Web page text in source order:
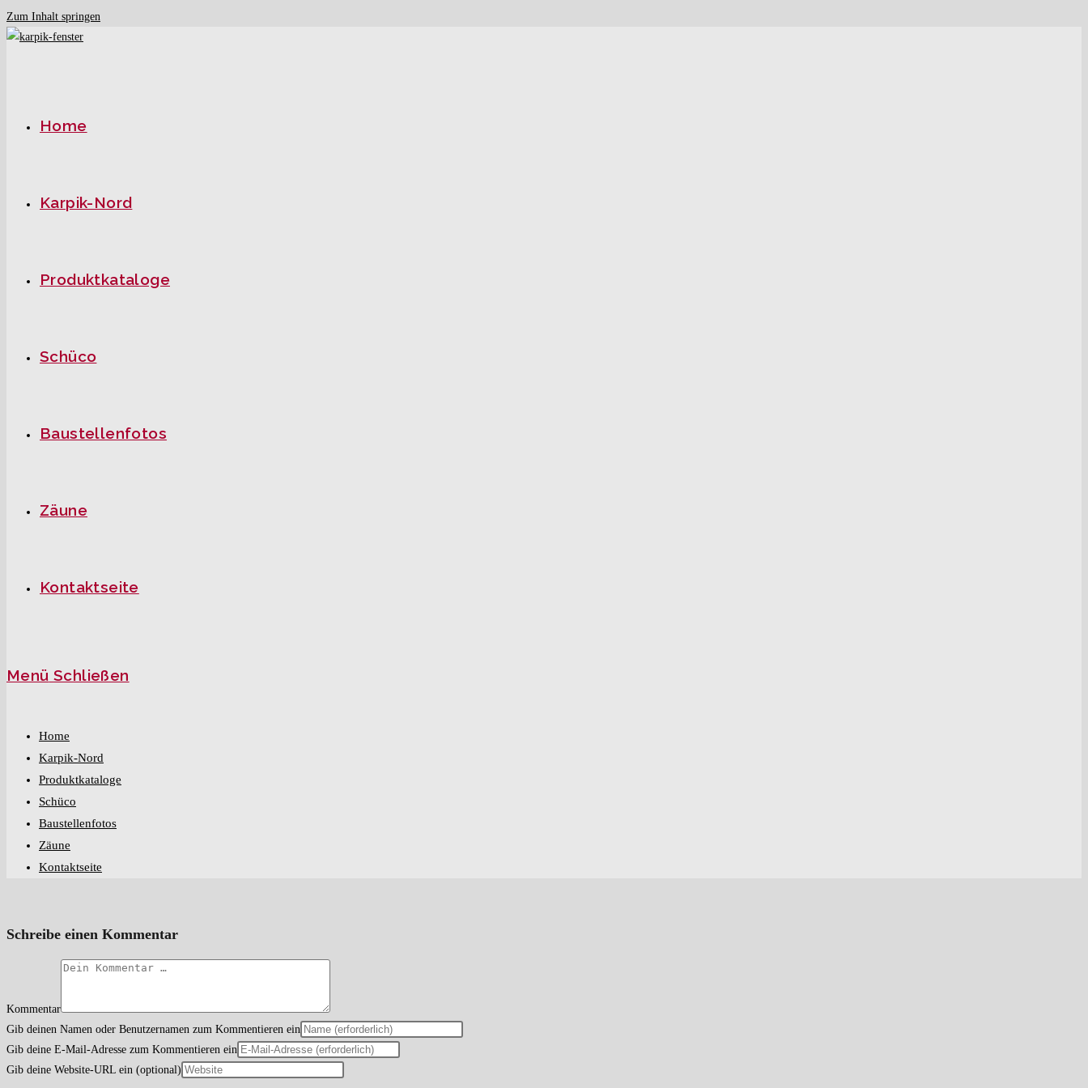
Zum Inhalt springen
Home
Karpik-Nord
Produktkataloge
Schüco
Baustellenfotos
Zäune
Kontaktseite
Menü Schließen
Home
Karpik-Nord
Produktkataloge
Schüco
Baustellenfotos
Zäune
Kontaktseite
Schreibe einen Kommentar
Kommentar
Gib deinen Namen oder Benutzernamen zum Kommentieren ein
Gib deine E-Mail-Adresse zum Kommentieren ein
Gib deine Website-URL ein (optional)